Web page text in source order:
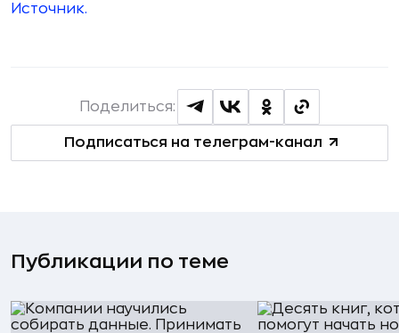
Источник.
Подписаться на телеграм-канал
Поделиться:
Публикации по теме